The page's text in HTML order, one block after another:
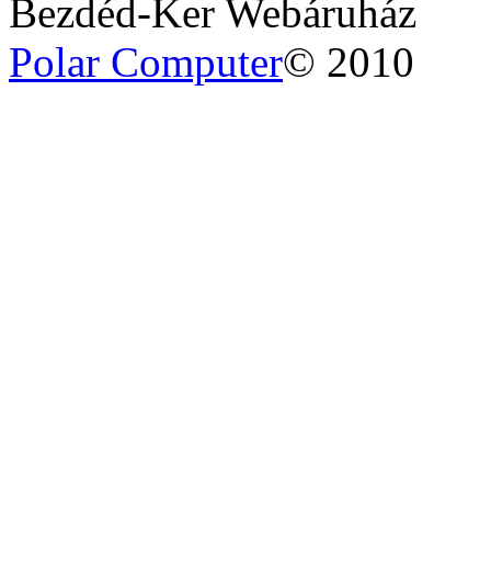
Bezdéd-Ker Webáruház
Polar Computer© 2010